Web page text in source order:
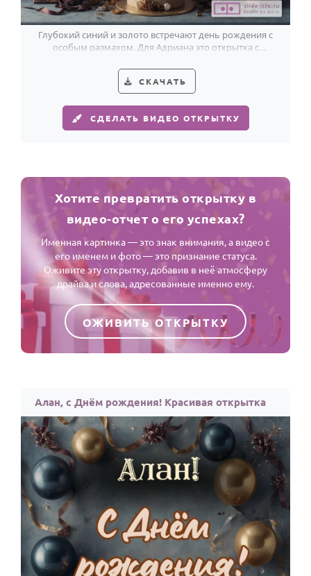
Глубокий синий и золото встречают день рождения с
особым размахом. Для Адриана это открытка с
СКАЧАТЬ
СДЕЛАТЬ ВИДЕО ОТКРЫТКУ
Хотите превратить открытку в
видео-отчет о его успехах?
Именная картинка — это знак внимания, а видео с
его именем и фото — это признание статуса.
Оживите эту открытку, добавив в неё атмосферу
драйва и слова, адресованные именно ему.
ОЖИВИТЬ ОТКРЫТКУ
Алан, с Днём рождения! Красивая открытка